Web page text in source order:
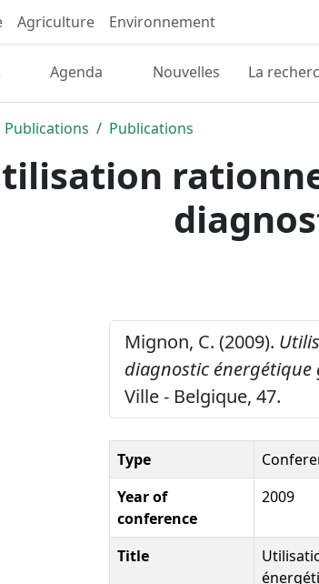
Agriculture Environnement
Agenda Nouvelles La
Publications Publications
Mignon, C. (2009).
diagnostic énergétique
Ville - Belgique, 47.
Type
Year of
conference
2009
Title